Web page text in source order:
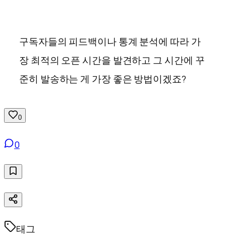
구독자들의 피드백이나 통계 분석에 따라 가
장 최적의 오픈 시간을 발견하고 그 시간에 꾸
준히 발송하는 게 가장 좋은 방법이겠죠?
0
0
태그